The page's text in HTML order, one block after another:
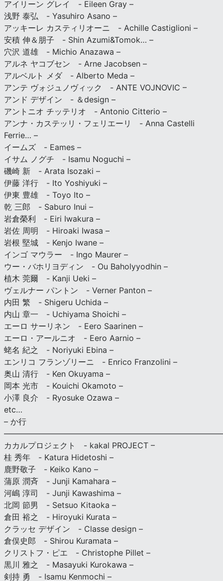
アイリーン グレイ - Eileen Gray –
浅野 泰弘 - Yasuhiro Asano –
アッキーレ カスティリオーニ - Achille Castiglioni –
安積 伸＆朋子 - Shin Azumi&Tomok… –
穴沢 道雄 - Michio Anazawa –
アルネ ヤコブセン - Arne Jacobsen –
アルベルト メダ - Alberto Meda –
アンテ ヴォジュノヴィック - ANTE VOJNOVIC –
アンド デザイン - ＆design –
アントニオ チッテリオ - Antonio Citterio –
アンナ・カステッリ・フェリエーリ - Anna Castelli
Ferrie… –
イームズ - Eames –
イサム ノグチ - Isamu Noguchi –
磯崎 新 - Arata Isozaki –
伊藤 洋行 - Ito Yoshiyuki –
伊東 豊雄 - Toyo Ito –
乾 三郎 - Saburo Inui –
岩倉榮利 - Eiri Iwakura –
岩佐 周明 - Hiroaki Iwasa –
岩根 堅城 - Kenjo Iwane –
インゴ マウラー - Ingo Maurer –
ウー・バホリヨディン - Ou Baholyyodhin –
植木 莞爾 - Kanji Ueki –
ヴェルナー パントン - Verner Panton –
内田 繁 - Shigeru Uchida –
内山 章一 - Uchiyama Shoichi –
エーロ サーリネン - Eero Saarinen –
エーロ・アールニオ - Eero Aarnio –
蛯名 紀之 - Noriyuki Ebina –
エンリコ フランゾリーニ - Enrico Franzolini –
奥山 清行 - Ken Okuyama –
岡本 光市 - Kouichi Okamoto –
小澤 良介 - Ryosuke Ozawa –
etc…
– か行
カカルプロジェクト - kakal PROJECT –
桂 秀年 - Katura Hidetoshi –
鹿野敬子 - Keiko Kano –
蒲原 潤斉 - Junji Kamahara –
河嶋 淳司 - Junji Kawashima –
北岡 節男 - Setsuo Kitaoka –
倉田 裕之 - Hiroyuki Kurata –
クラッセ デザイン - Classe design –
倉俣史郎 - Shirou Kuramata –
クリストフ・ピエ - Christophe Pillet –
黒川 雅之 - Masayuki Kurokawa –
剣持 勇 - Isamu Kenmochi –